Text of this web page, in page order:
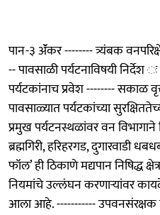
पान-३ ॲंकर -------- त्र्यंबक
-- पावसाळी पर्यटनाविषयी निर्देश
पर्यटकांनाच प्रवेश -------- सकाळ
पावसाळ्यात पर्यटकांच्या
प्रमुख पर्यटनस्थळांवर वन
ब्रह्मगिरी, हरिहरगड, दुगारवाडी
फॉल’ ही ठिकाणे मद्यपान निषिद्ध
नियमांचे उल्लंघन करणाऱ्यांवर
आला आहे. ----------- उपवनसंरक्षक